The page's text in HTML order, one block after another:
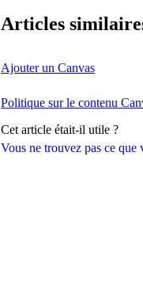
Vous ne trouvez pas ce que
Articles
Ajouter un Canvas
Politique sur le contenu
Cet article était-il utile ?